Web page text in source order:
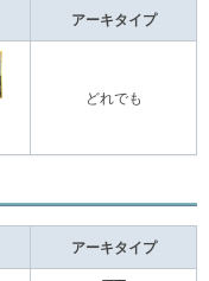
アーキタイプ
どれでも
アーキタイプ